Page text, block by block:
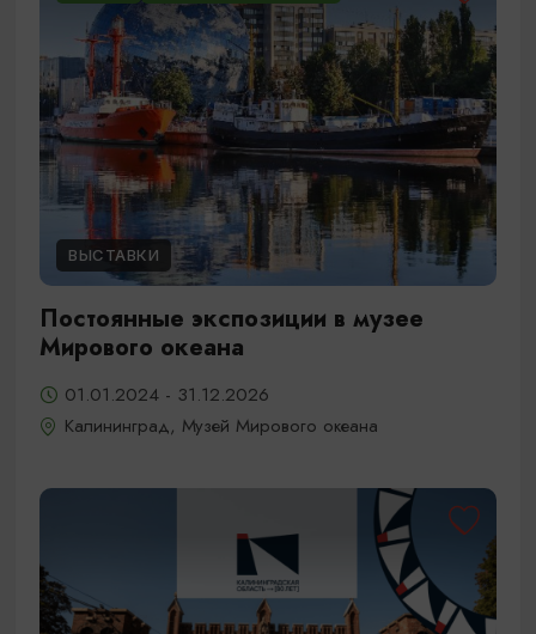
ВЫСТАВКИ
Постоянные экспозиции в музее
Мирового океана
01.01.2024 - 31.12.2026
Калининград, Музей Мирового океана